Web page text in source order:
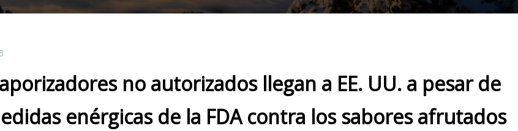
no autorizados llegan a EE. UU. a pesar de
enérgicas de la FDA contra los sabores afrutados